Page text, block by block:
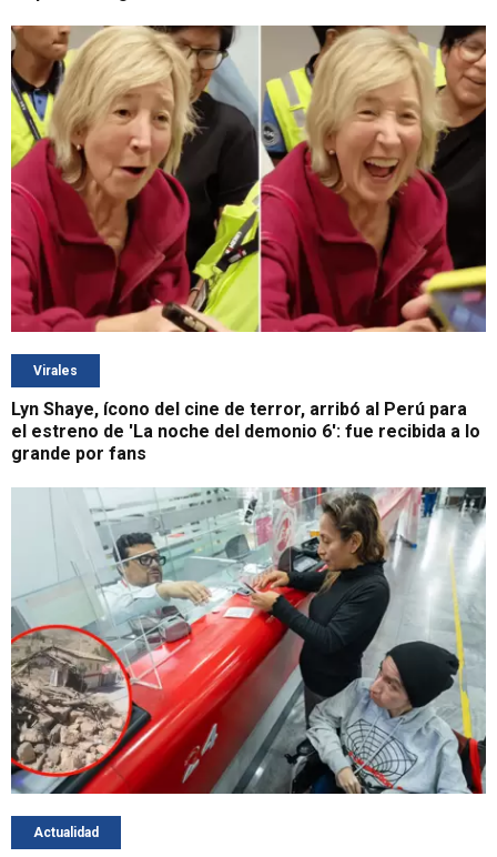
Virales
Lyn Shaye, ícono del cine de terror, arribó al Perú para
el estreno de 'La noche del demonio 6': fue recibida a lo
grande por fans
Actualidad